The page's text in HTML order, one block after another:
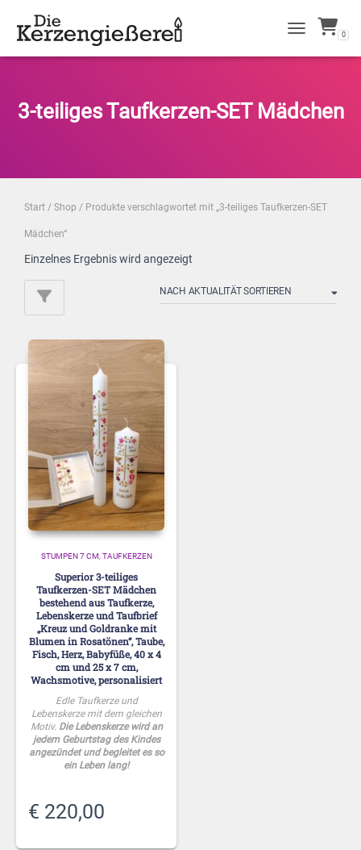
NAVIGATION
0
3-teiliges Taufkerzen-SET Mädchen
Start / Shop / Produkte verschlagwortet mit „3-teiliges Taufkerzen-SET
Mädchen“
Einzelnes Ergebnis wird angezeigt
STUMPEN 7 CM TAUFKERZEN
Superior 3-teiliges
Taufkerzen-SET Mädchen
bestehend aus Taufkerze,
Lebenskerze und Taufbrief
„Kreuz und Goldranke mit
Blumen in Rosatönen“, Taube,
Fisch, Herz, Babyfüße, 40 x 4
cm und 25 x 7 cm,
Wachsmotive, personalisiert
Edle Taufkerze und
Lebenskerze mit dem gleichen
Motiv. Die Lebenskerze wird an
jedem Geburtstag des Kindes
angezündet und begleitet es so
ein Leben lang!
€ 220,00